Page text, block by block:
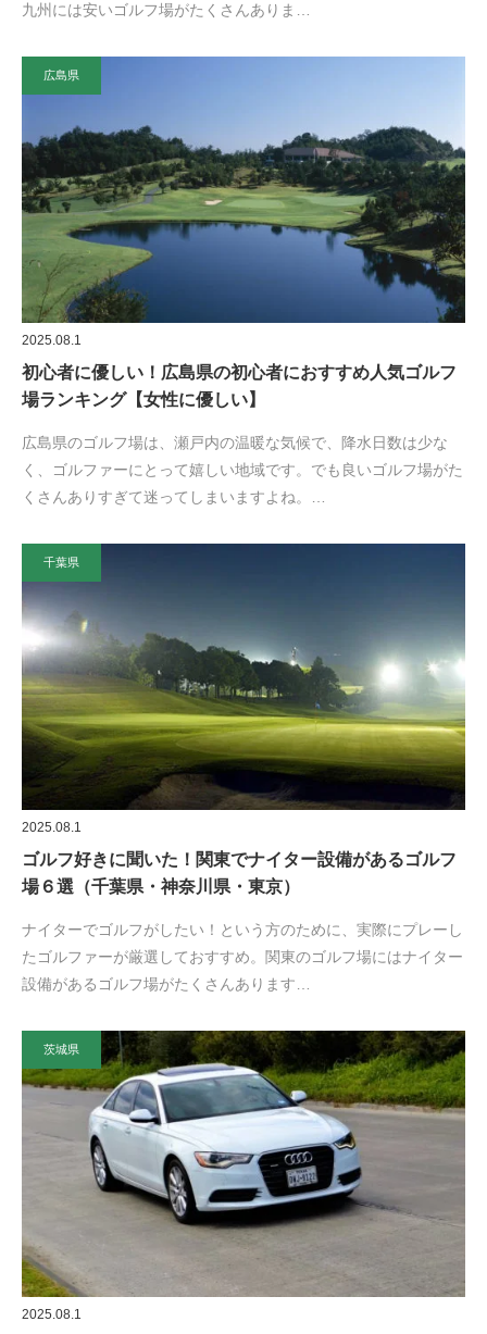
九州には安いゴルフ場がたくさんありま…
広島県
2025.08.1
初心者に優しい！広島県の初心者におすすめ人気ゴルフ
場ランキング【女性に優しい】
広島県のゴルフ場は、瀬戸内の温暖な気候で、降水日数は少な
く、ゴルファーにとって嬉しい地域です。でも良いゴルフ場がた
くさんありすぎて迷ってしまいますよね。…
千葉県
2025.08.1
ゴルフ好きに聞いた！関東でナイター設備があるゴルフ
場６選（千葉県・神奈川県・東京）
ナイターでゴルフがしたい！という方のために、実際にプレーし
たゴルファーが厳選しておすすめ。関東のゴルフ場にはナイター
設備があるゴルフ場がたくさんあります…
茨城県
2025.08.1